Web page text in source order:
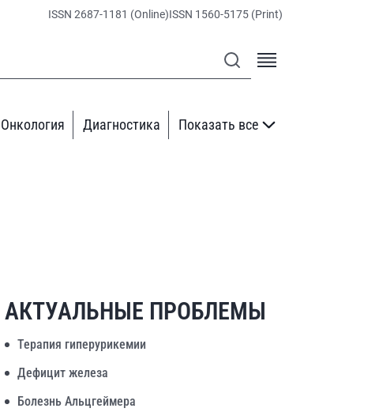
ISSN 2687-1181 (Online)ISSN 1560-5175 (Print)
Онкология Диагностика Показать все
АКТУАЛЬНЫЕ ПРОБЛЕМЫ
Терапия гиперурикемии
Дефицит железа
Болезнь Альцгеймера